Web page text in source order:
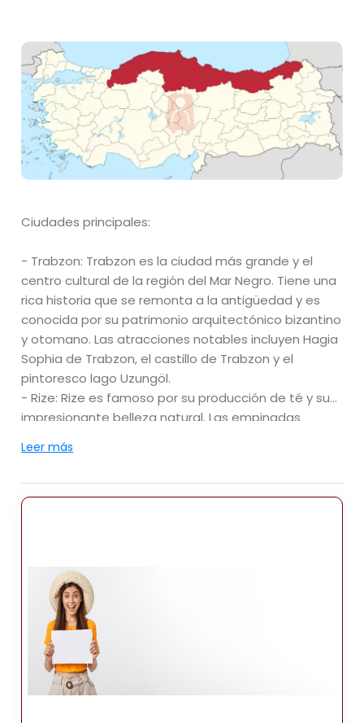
Ciudades principales:
- Trabzon: Trabzon es la ciudad más grande y el
centro cultural de la región del Mar Negro. Tiene una
rica historia que se remonta a la antigüedad y es
conocida por su patrimonio arquitectónico bizantino
y otomano. Las atracciones notables incluyen Hagia
Sophia de Trabzon, el castillo de Trabzon y el
pintoresco lago Uzungöl.
- Rize: Rize es famoso por su producción de té y su
impresionante belleza natural. Las empinadas
plantaciones de té, creando un hermoso paisaje. Los
el castillo de Rize y disfrutar de la belleza escénica
comercial e industrial en la región. Tiene una rica
historia y es conocida por su Museo Atatürk, que
conmemora al fundador de la Turquía moderna,
Mustafa Kemal Atatürk.
- Ordu: Ordu es famosa por su pintoresca costa y
sus huertos de avellanas. La ciudad ofrece
impresionantes vistas desde la colina de Boztepe,
Leer más